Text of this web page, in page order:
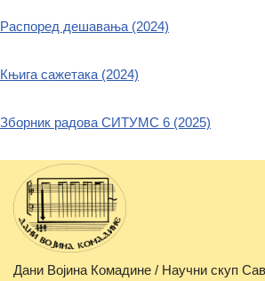
Распоред дешавања (2024)
Књига сажетака (2024)
Зборник радова СИТУМС 6 (2025)
Дани Војина Комадине / Научни скуп